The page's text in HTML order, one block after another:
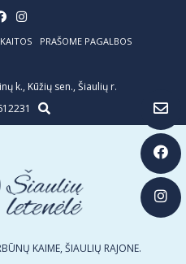
PRAŠOME PAGALBOS
k., Kūžių sen., Šiaulių r.
KAIME, ŠIAULIŲ RAJONE.